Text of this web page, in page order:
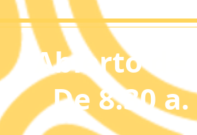
Abierto de
De 8:30